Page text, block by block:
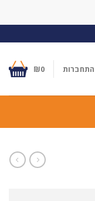
התחברות ₪0